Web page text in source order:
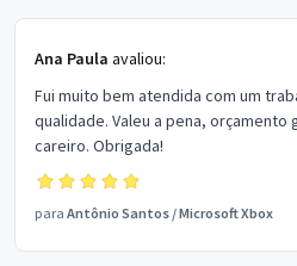
Ana Paula avaliou:
Fui muito bem atendida com um
qualidade. Valeu a pena, orçamento
careiro. Obrigada!
para Antônio Santos /Microsoft Xbox